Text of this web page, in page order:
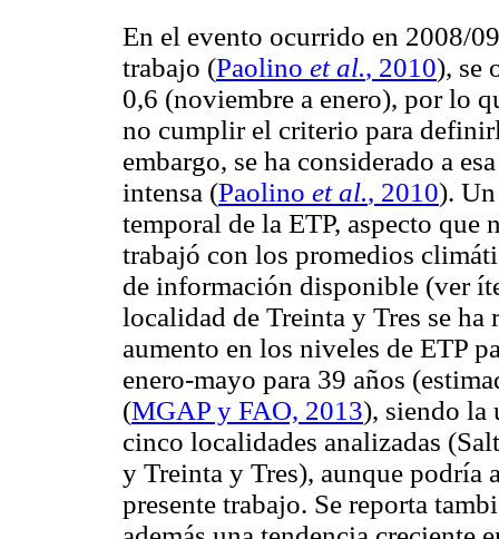
En el evento ocurrido en 2008/
trabajo (Paolino et al., 2010), se
0,6 (noviembre a enero), por lo
no cumplir el criterio para
embargo, se ha considerado a
intensa (Paolino et al., 2010).
temporal de la ETP, aspecto que
trabajó con los promedios
de información disponible (ver
localidad de Treinta y Tres se
aumento en los niveles de ETP
enero-mayo para 39 años
(MGAP y FAO, 2013), siendo la
cinco localidades analizadas
y Treinta y Tres), aunque podría
presente trabajo. Se reporta